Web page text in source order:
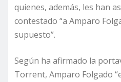
quienes, además, les han
contestado “a Amparo
supuesto”.
Según ha afirmado la
Torrent, Amparo Folgado